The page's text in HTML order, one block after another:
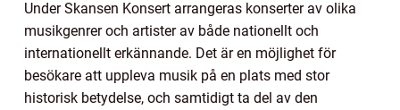
Under Skansen Konsert arrangeras konserter av olika
musikgenrer och artister av både nationellt och
internationellt erkännande. Det är en möjlighet för
besökare att uppleva musik på en plats med stor
historisk betydelse, och samtidigt ta del av den